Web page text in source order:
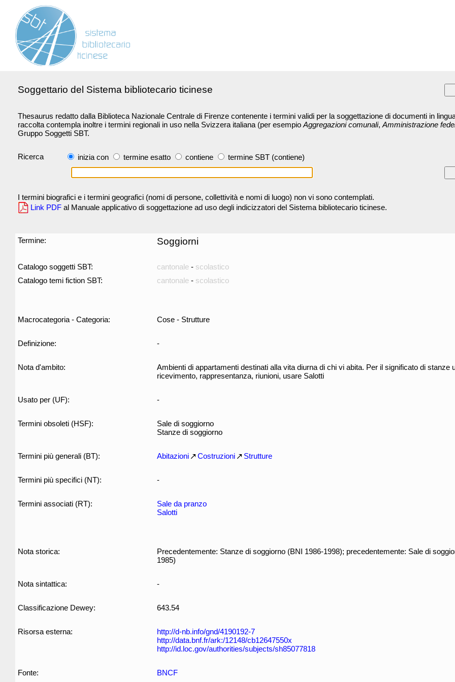
Soggettario del Sistema bibliotecario ticinese
Thesaurus redatto dalla Biblioteca Nazionale Centrale di Firenze contenente i termini validi per la soggettazione di documenti in
raccolta contempla inoltre i termini regionali in uso nella Svizzera italiana (per esempio Aggregazioni comunali, Amministrazione
Gruppo Soggetti SBT.
Ricerca inizia con termine esatto contiene termine SBT (contiene)
I termini biografici e i termini geografici (nomi di persone, collettività e nomi di luogo) non vi sono contemplati.
Link PDF al Manuale applicativo di soggettazione ad uso degli indicizzatori del Sistema bibliotecario ticinese.
Termine: Soggiorni
Catalogo soggetti SBT: cantonale - scolastico
Catalogo temi fiction SBT:
cantonale - scolastico
Macrocategoria - Categoria: Cose - Strutture
Definizione: -
Nota d'ambito:
Ambienti di appartamenti destinati alla vita diurna di chi vi abita. Per il significato di stanze
ricevimento, rappresentanza, riunioni, usare Salotti
Usato per (UF): -
Termini obsoleti (HSF):
Sale di soggiorno
Stanze di soggiorno
Termini più generali (BT): Abitazioni Costruzioni Strutture
Termini più specifici (NT): -
Termini associati (RT):
Sale da pranzo
Salotti
Nota storica:
Precedentemente: Stanze di soggiorno (BNI 1986-1998); precedentemente: Sale di
1985)
Nota sintattica: -
Classificazione Dewey: 643.54
Risorsa esterna:
http://d-nb.info/gnd/4190192-7
http://data.bnf.fr/ark:/12148/cb12647550x
http://id.loc.gov/authorities/subjects/sh85077818
Fonte: BNCF